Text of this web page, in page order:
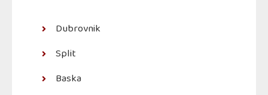
Dubrovnik
Split
Baska